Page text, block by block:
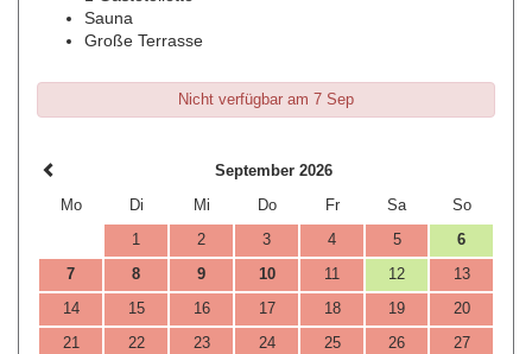
Sauna
Große Terrasse
Nicht verfügbar am 7 Sep
September 2026
Mo
Di Mi Do Fr Sa
So
1
2 3 4 5
6
7
8 9 10 11 12
13
14
15 16 17 18 19
20
21
22 23 24 25 26
27